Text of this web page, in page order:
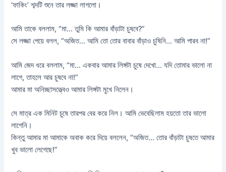
‘ফাকিং’ শব্দটি শুনে তার লজ্জা লাগলো।
আমি তাকে বললাম, “মা… তুমি কি আমার বাঁড়াটা চুষবে?”
সে লজ্জা পেয়ে বলল, “অজিত… আমি তো তোর বাবার বাঁড়াও চুষিনি… আমি পারব না!”
আমি জেদ ধরে বললাম, “মা… একবার আমার লিঙ্গটা চুষে দেখো… যদি তোমার ভালো না
লাগে, তাহলে আর চুষবে না!”
আমার মা অনিচ্ছাসত্ত্বেও আমার লিঙ্গটা মুখে নিলেন।
সে মাত্র এক মিনিট চুষে তারপর বের করে নিল। আমি ভেবেছিলাম হয়তো তার ভালো
লাগেনি।
কিন্তু আমার মা আমাকে অবাক করে দিয়ে বললেন, “অজিত… তোর বাঁড়াটা চুষতে আমার
খুব ভালো লেগেছে!”